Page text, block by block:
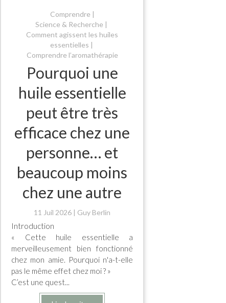
Comprendre
Science & Recherche
Comment agissent les huiles
essentielles
Comprendre l’aromathérapie
Pourquoi une
huile essentielle
peut être très
efficace chez une
personne… et
beaucoup moins
chez une autre
11 Juil 2026 Guy Berlin
Introduction
« Cette huile essentielle a
merveilleusement bien fonctionné
chez mon amie. Pourquoi n'a-t-elle
pas le même effet chez moi ? »
C’est une quest...